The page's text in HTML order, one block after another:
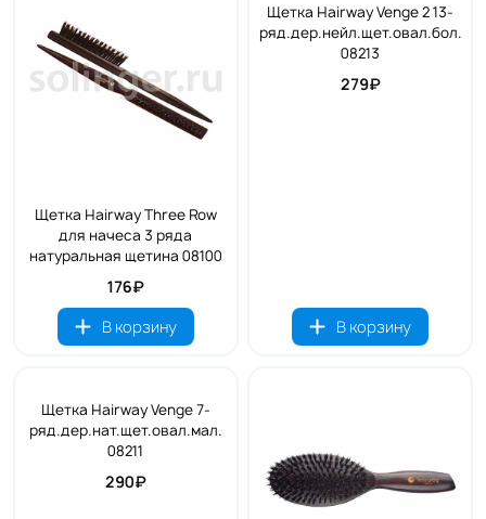
Щетка Hairway Three Row
для начеса 3 ряда
натуральная щетина 08100
176₽
В корзину
Щетка Hairway Venge 2 13-
ряд.дер.нейл.щет.овал.бол.
08213
279₽
В корзину
Щетка Hairway Venge 7-
ряд.дер.нат.щет.овал.мал.
08211
290₽